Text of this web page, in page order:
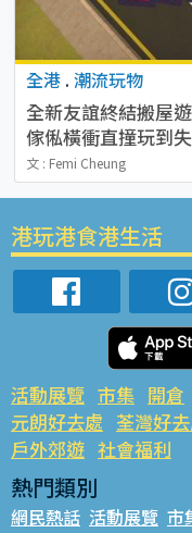
全港 . 潮流玩物
全新友誼終結搬屋
傢俬橫衝直撞玩到
文 : Femi Cheung
港玩港食港生活
活動展覽 市集 開倉
元朗好去處 荃灣好
戶外郊遊 社會福利
熱門類別
網民熱話 活動展覽 市